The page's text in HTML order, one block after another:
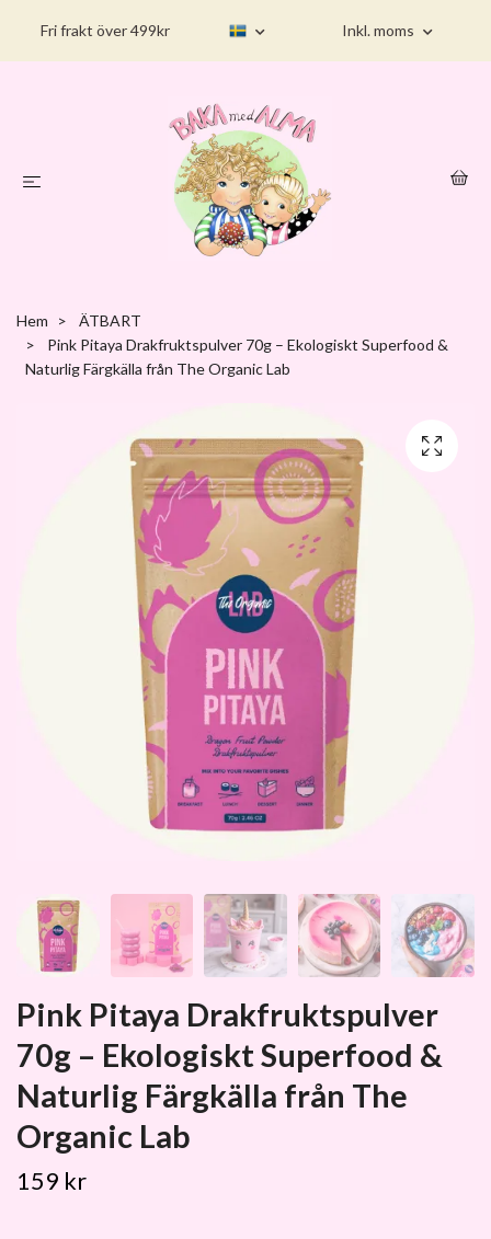
Fri frakt över 499kr Inkl. moms
Hem
ÄTBART
Pink Pitaya Drakfruktspulver 70g – Ekologiskt Superfood &
Naturlig Färgkälla från The Organic Lab
Pink Pitaya Drakfruktspulver
70g – Ekologiskt Superfood &
Naturlig Färgkälla från The
Organic Lab
159 kr